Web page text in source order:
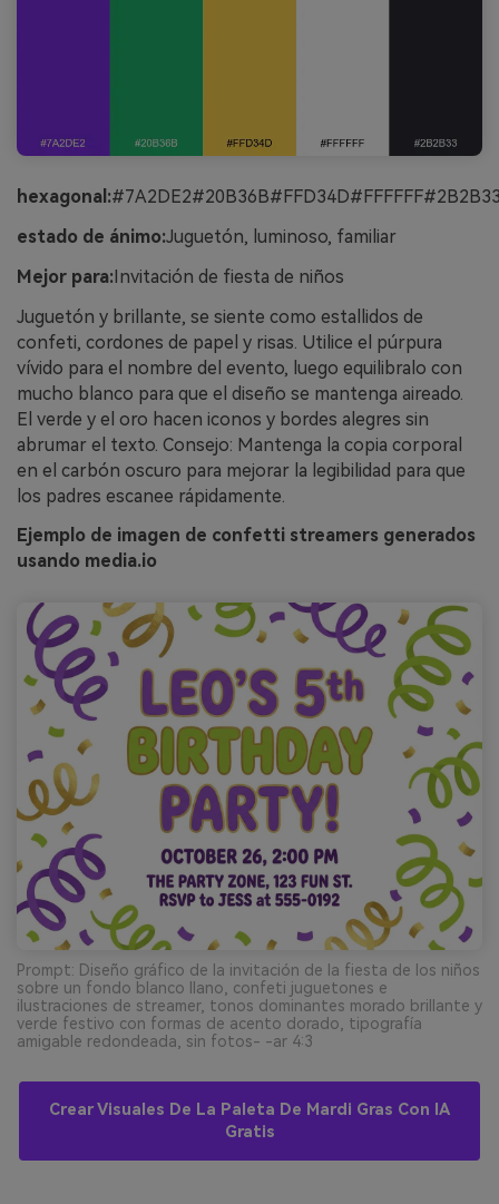
hexagonal:
estado de ánimo:Juguetón, luminoso, familiar
Mejor para:Invitación de fiesta de niños
Juguetón y brillante, se siente como estallidos de
confeti, cordones de papel y risas. Utilice el púrpura
vívido para el nombre del evento, luego equilibralo con
mucho blanco para que el diseño se mantenga aireado.
El verde y el oro hacen iconos y bordes alegres sin
abrumar el texto. Consejo: Mantenga la copia corporal
en el carbón oscuro para mejorar la legibilidad para que
los padres escanee rápidamente.
Ejemplo de imagen de confetti streamers generados
usando media.io
Prompt: Diseño gráfico de la invitación de la fiesta de los niños
sobre un fondo blanco llano, confeti juguetones e
ilustraciones de streamer, tonos dominantes morado brillante y
verde festivo con formas de acento dorado, tipografía
amigable redondeada, sin fotos- -ar 4:3
Crear Visuales De La Paleta De Mardi Gras Con IA
Gratis